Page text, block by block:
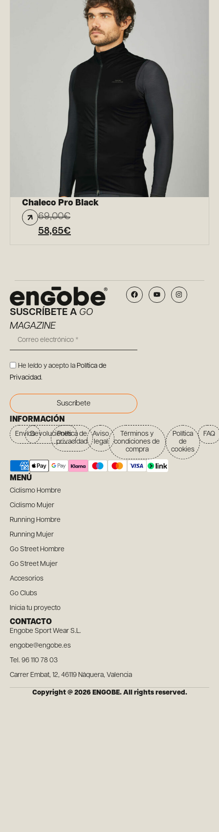
Chaleco Pro Black
69,00€
58,65€
SUSCRÍBETE A GO
MAGAZINE
He leído y acepto la Política de
Privacidad.
Suscríbete
INFORMACIÓN
EnvíosDevolucionesPolítica de
privacidad
Aviso
legal
Términos y
condiciones de
compra
Política
de
cookies
FAQ
MENÚ
Ciclismo Hombre
Ciclismo Mujer
Running Hombre
Running Mujer
Go Street Hombre
Go Street Mujer
Accesorios
Go Clubs
Inicia tu proyecto
CONTACTO
Engobe Sport Wear S.L.
engobe@engobe.es
Tel. 96 110 78 03
Carrer Embat, 12, 46119 Nàquera, Valencia
Copyright @ 2026 ENGOBE. All rights reserved.